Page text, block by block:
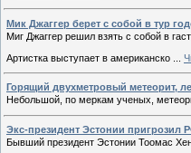
Мик Джаггер берет с собой в тур
Миг Джаггер решил взять с собой в
Артистка выступает в американско
Горящий двухметровый метеорит,
Небольшой, по меркам ученых,
Экс-президент Эстонии пригрозил
Бывший президент Эстонии Тоомас